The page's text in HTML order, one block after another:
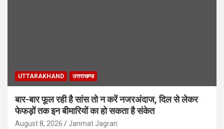
UTTARAKHAND उत्तराखण्ड
बार-बार फूल रही है सांस तो न करें नजरअंदाज, दिल से लेकर
फेफड़ों तक इन बीमारियों का हो सकता है संकेत
August 8, 2026 Janmat Jagran